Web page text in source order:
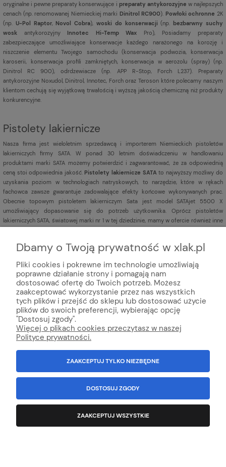
oryginalne i pewne preparaty konserwujące i preparaty antykorozyjne w najlepszych
cenach (np. renomowanej Niemieckiej marki Dinitrol RC900). Powłoki ochronne 2K
(np. U-Pol Raptor, Novol Cobra),woski do konserwacji (np. bezbarwny suchy
wosk antykorozyjny Innotec Hi-Temp Wax Pro), Posiadamy preparaty
zabezpieczające umożliwiające konserwacje każdego narażonego na korozję i
niszczenie elementu Twojego samochodu (konserwacja podwozia, konserwacja
karoserii, konserwacja profili zamkniętych, konserwacja w aerozolu (spray) (np.
Dinitrol RC 900), odrdzewiacze (np. APP R-Stop, Forch L237). Preparaty
antykorozyjne Noxudol, Dinitrol, Innotec, Forch oraz Teroson które polecamy naszym
klientom cechują się wyjątkową trwałością i wyższą jakością chemiczną niż produkty
konkurencyjne.
Pistolety lakiernicze
Nasza firma jest wieloletnim sprzedawcą i importerem Niemieckich pistoletów
lakierniczych firmy SATA. W ponad 30 letnim doświadczeniu w handlowaniu
produktami marki SATA możemy potwierdzić i zagwarantować, że za odpowiednią
ceną stoi odpowiednia jakość. Pistolety lakiernicze SATAto najwyższy możliwy do
uzyskania poziom w technologiach natryskowych, to narzędzie, które w rękach
fachowca zawsze gwarantuje zadowalające efekty końcowe wykonywanych prac.
Obecnie topowym pistoletem lakierniczym Sata jest model SATAjet 5500 X
umożliwiający dopasowanie się do potrzeb użytkownika. Oprócz pistoletów
lakierniczych SATA, światowej marki nr 1 w tej dziedzinie, mamy w ofercie również inne
© Internetowy sklep lakierniczy xlak.pl ★ ★
xlak.pl to godny zaufania sklep z topową obsługą klienta
oferujący profesjonalną chemie online, kosmetyki do auto detailingu,
Wszystko Dla Lakierni™ - Innowacja i technologia w handlu od 1992
r. 100% Polska firma.NIP: 6792981694
Administratora sklepu - zabronione.
Dbamy o Twoją prywatność w xlak.pl
Pliki cookies i pokrewne im technologie umożliwiają
poprawne działanie strony i pomagają nam
dostosować ofertę do Twoich potrzeb. Możesz
zaakceptować wykorzystanie przez nas wszystkich
tych plików i przejść do sklepu lub dostosować użycie
plików do swoich preferencji, wybierając opcję
"Dostosuj zgody".
Więcej o plikach cookies przeczytasz w naszej
Polityce prywatności.
ZAAKCEPTUJ TYLKO NIEZBĘDNE
DOSTOSUJ ZGODY
ZAAKCEPTUJ WSZYSTKIE